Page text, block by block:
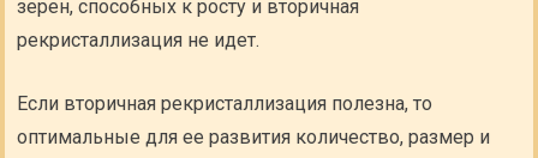
зерен, способных к росту и вторичная
рекристаллизация не идет.
Если вторичная рекристаллизация полезна, то
оптимальные для ее развития количество, размер и